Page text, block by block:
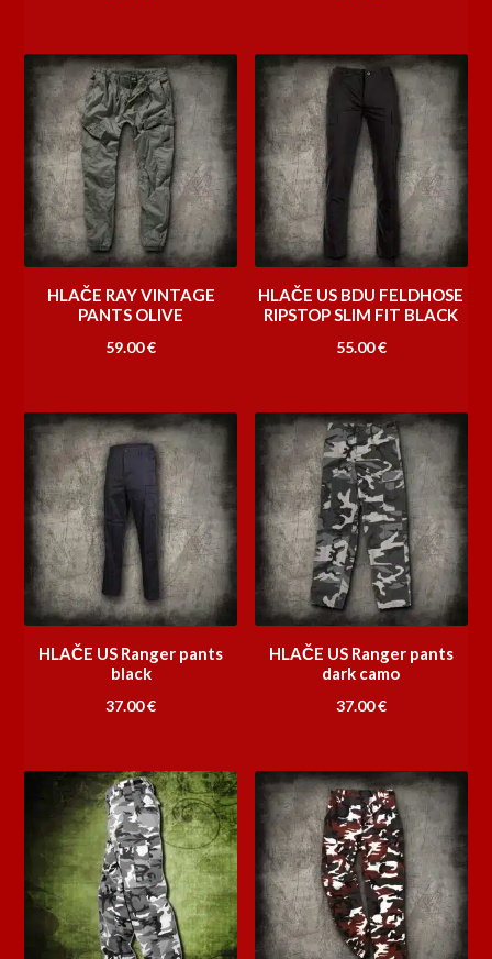
HLAČE RAY VINTAGE
PANTS OLIVE
59.00€
HLAČE US BDU FELDHOSE
RIPSTOP SLIM FIT BLACK
55.00€
HLAČE US Ranger pants
black
37.00€
HLAČE US Ranger pants
dark camo
37.00€